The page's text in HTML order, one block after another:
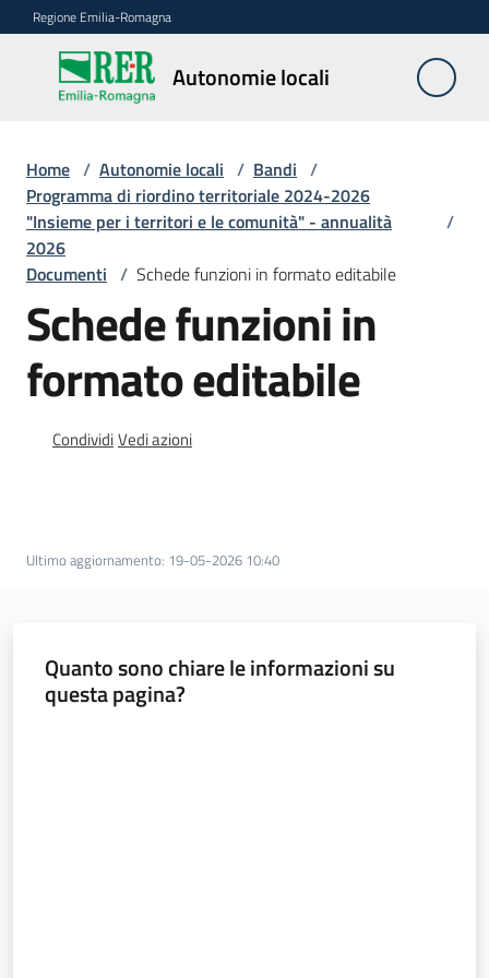
Vai al contenuto
Vai alla navigazione
Vai al footer
Regione Emilia-Romagna
Autonomie locali
Autonomie
locali
Riordino
territoriale
Unioni
di
Comuni
Fusioni
Comuni
Enti
Home / Autonomie locali / Bandi /
Programma di riordino territoriale 2024-2026
"Insieme per i territori e le comunità" - annualità
2026
/
Documenti / Schede funzioni in formato editabile
Schede funzioni in
formato editabile
CondividiVedi azioni
Ultimo aggiornamento: 19-05-2026 10:40
Quanto sono chiare le informazioni su
questa pagina?